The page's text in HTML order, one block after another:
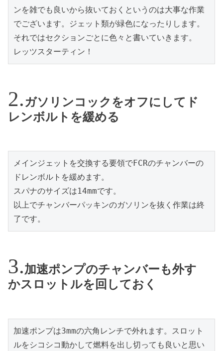
ンを雑でも良いから抜いておくというのは大事な作業
でございます。ジェット類が緑色になったりします。
それではセクションごとに色々と書いていきます。
レッツスターティン！
ガソリンコックをオフにしてド
レンボルトを緩める
メインジェットを交換する要領でFCRのチャンバーの
ドレンボルトを緩めます。
スパナのサイズは14mmです。
以上でチャンバーパッキンのガソリンを抜く作業は終
了です。
加速ポンプのチャンバーも外す
かスロットルを回しておく
加速ポンプは3mmの六角レンチで外れます。スロット
ルをシコシコ動かして燃料を出し切っても良いと思い